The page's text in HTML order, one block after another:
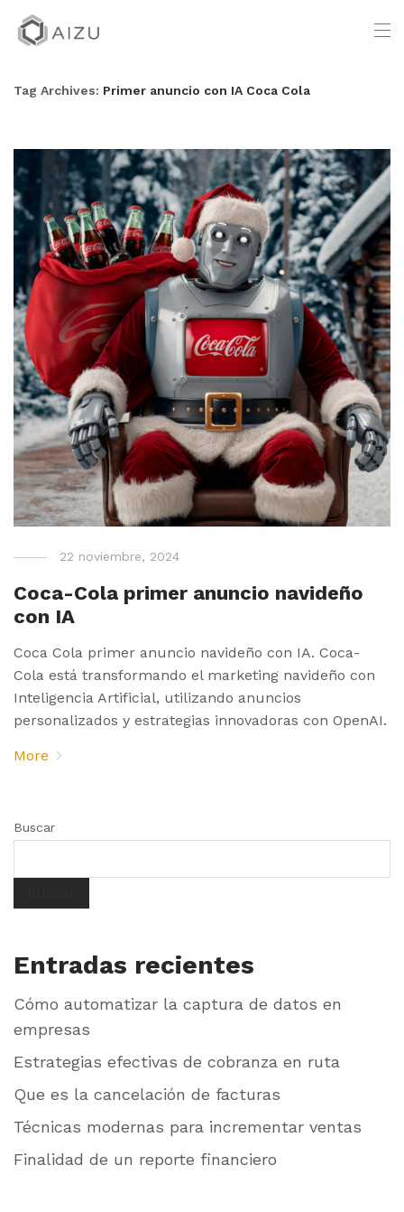
Tag Archives: Primer anuncio con IA Coca Cola
22 noviembre, 2024
Coca-Cola primer anuncio navideño
con IA
Coca Cola primer anuncio navideño con IA. Coca-
Cola está transformando el marketing navideño con
Inteligencia Artificial, utilizando anuncios
personalizados y estrategias innovadoras con OpenAI.
More
Buscar
Entradas recientes
Cómo automatizar la captura de datos en
empresas
Estrategias efectivas de cobranza en ruta
Que es la cancelación de facturas
Técnicas modernas para incrementar ventas
Finalidad de un reporte financiero